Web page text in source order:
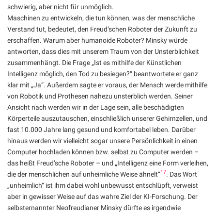
schwierig, aber nicht für unmöglich.
Maschinen zu entwickeln, die tun können, was der menschliche
Verstand tut, bedeutet, den Freud’schen Roboter der Zukunft zu
erschaffen. Warum aber humanoide Roboter? Minsky würde
antworten, dass dies mit unserem Traum von der Unsterblichkeit
zusammenhängt. Die Frage „Ist es mithilfe der Künstlichen
Intelligenz möglich, den Tod zu besiegen?“ beantwortete er ganz
klar mit „Ja“. Außerdem sagte er voraus, der Mensch werde mithilfe
von Robotik und Prothesen nahezu unsterblich werden. Seiner
Ansicht nach werden wir in der Lage sein, alle beschädigten
Körperteile auszutauschen, einschließlich unserer Gehirnzellen, und
fast 10.000 Jahre lang gesund und komfortabel leben. Darüber
hinaus werden wir vielleicht sogar unsere Persönlichkeit in einen
Computer hochladen können bzw. selbst zu Computer werden –
das heißt Freud’sche Roboter – und „Intelligenz eine Form verleihen,
die der menschlichen auf unheimliche Weise ähnelt“17. Das Wort
„unheimlich“ ist ihm dabei wohl unbewusst entschlüpft, verweist
aber in gewisser Weise auf das wahre Ziel der KI-Forschung. Der
selbsternannter Neofreudianer Minsky dürfte es irgendwie